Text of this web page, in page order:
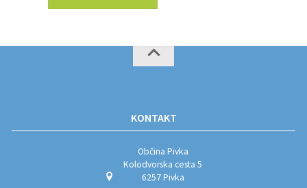
KONTAKT
Občina Pivka
Kolodvorska cesta 5
6257 Pivka